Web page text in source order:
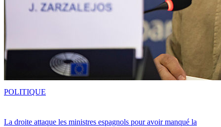
La droite attaque les ministres espagnols pour avoir manqué la
POLITIQUE